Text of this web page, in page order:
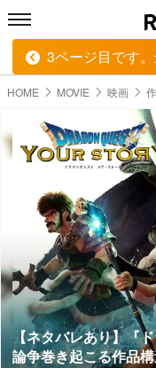
HOME MUSIC
HOME MOVIE 映画
【ネタバレあり】『
論争巻き起こる作品
3ページ目です